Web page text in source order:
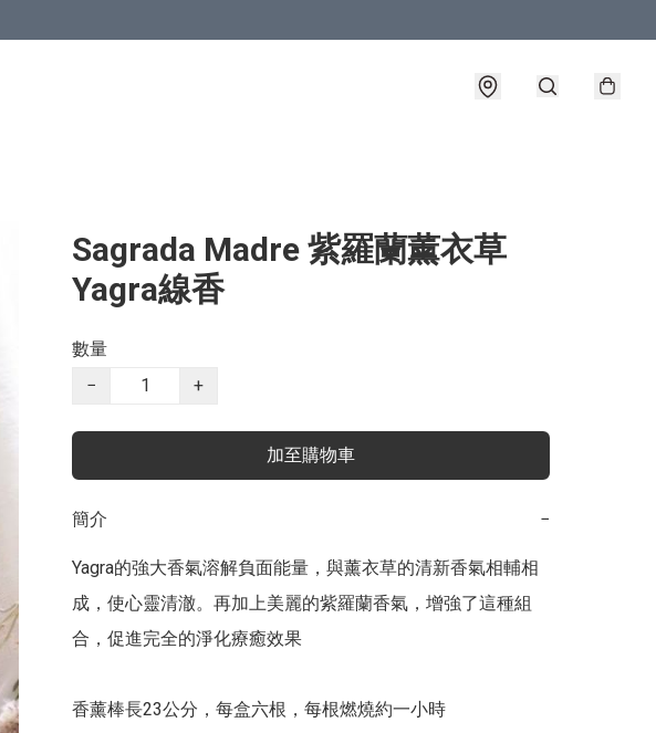
Sagrada Madre 紫羅蘭薰衣草
Yagra線香
數量
−
+
加至購物車
簡介 −
Yagra的強大香氣溶解負面能量，與薰衣草的清新香氣相輔相
成，使心靈清澈。再加上美麗的紫羅蘭香氣，增強了這種組
合，促進完全的淨化療癒效果
香薰棒長23公分，每盒六根，每根燃燒約一小時